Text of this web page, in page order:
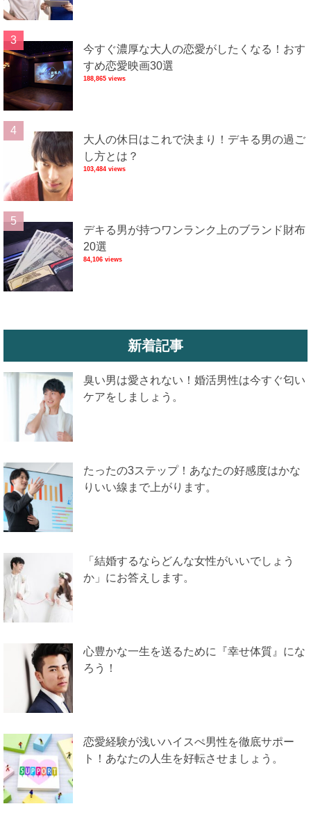
今すぐ濃厚な大人の恋愛がしたくなる！おす
すめ恋愛映画30選
188,865 views
大人の休日はこれで決まり！デキる男の過ご
し方とは？
103,484 views
デキる男が持つワンランク上のブランド財布
20選
84,106 views
新着記事
臭い男は愛されない！婚活男性は今すぐ匂い
ケアをしましょう。
たったの3ステップ！あなたの好感度はかな
りいい線まで上がります。
「結婚するならどんな女性がいいでしょう
か」にお答えします。
心豊かな一生を送るために『幸せ体質』にな
ろう！
恋愛経験が浅いハイスぺ男性を徹底サポー
ト！あなたの人生を好転させましょう。